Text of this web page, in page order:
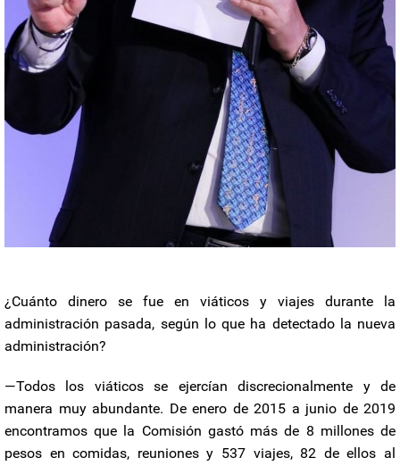
¿Cuánto dinero se fue en viáticos y viajes durante la
administración pasada, según lo que ha detectado la nueva
administración?
—Todos los viáticos se ejercían discrecionalmente y de
manera muy abundante. De enero de 2015 a junio de 2019
encontramos que la Comisión gastó más de 8 millones de
pesos en comidas, reuniones y 537 viajes, 82 de ellos al